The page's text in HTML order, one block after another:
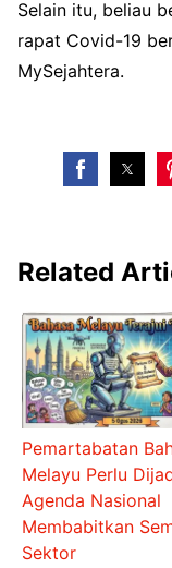
Selain itu, beliau
rapat Covid-19
MySejahtera.
Related
Pemartabatan
Melayu Perlu
Agenda Nasional
Membabitkan
Sektor